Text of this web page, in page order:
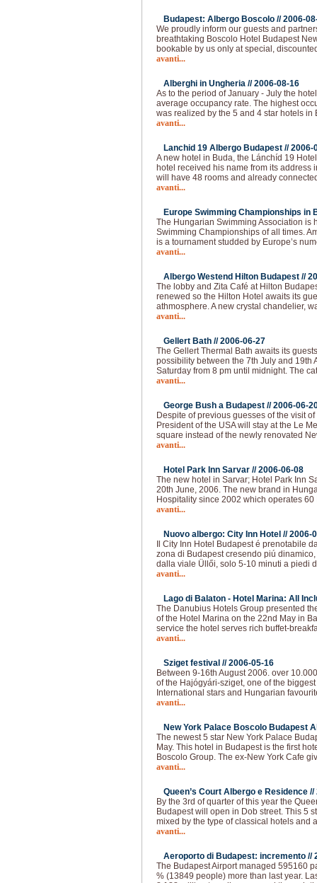
Budapest: Albergo Boscolo //2006-
We proudly inform our guests and
breathtaking Boscolo Hotel Budapest
bookable by us only at special,
avanti...
Alberghi in Ungheria //2006-08-16
As to the period of January - July the
average occupancy rate. The highest
was realized by the 5 and 4 star hotels in
avanti...
Lanchid 19 Albergo Budapest //2006-
A new hotel in Buda, the Lánchíd 19
hotel received his name from its address
will have 48 rooms and already
avanti...
Europe Swimming Championships in
The Hungarian Swimming Association is
Swimming Championships of all times.
is a tournament studded by Europe’s
avanti...
Albergo Westend Hilton Budapest //
The lobby and Zita Café at Hilton
renewed so the Hilton Hotel awaits its
athmosphere. A new crystal chandelier,
avanti...
Gellert Bath //2006-06-27
The Gellert Thermal Bath awaits its
possibility between the 7th July and 19th
Saturday from 8 pm until midnight. The
avanti...
George Bush a Budapest //2006-06-
Despite of previous guesses of the visit
President of the USA will stay at the Le
square instead of the newly renovated
avanti...
Hotel Park Inn Sarvar //2006-06-08
The new hotel in Sarvar; Hotel Park Inn
20th June, 2006. The new brand in
Hospitality since 2002 which operates 60
avanti...
Nuovo albergo: City Inn Hotel //2006-
Il City Inn Hotel Budapest é prenotabile
zona di Budapest cresendo piú
dalla viale Üllői, solo 5-10 minuti a piedi
avanti...
Lago di Balaton - Hotel Marina: All
The Danubius Hotels Group presented
of the Hotel Marina on the 22nd May in
service the hotel serves rich buffet-
avanti...
Sziget festival //2006-05-16
Between 9-16th August 2006. over
of the Hajógyári-sziget, one of the
International stars and Hungarian
avanti...
New York Palace Boscolo Budapest
The newest 5 star New York Palace
May. This hotel in Budapest is the first
Boscolo Group. The ex-New York Cafe
avanti...
Queen’s Court Albergo e Residence //
By the 3rd of quarter of this year the
Budapest will open in Dob street. This 5
mixed by the type of classical hotels and
avanti...
Aeroporto di Budapest: incremento //
The Budapest Airport managed 595160
% (13849 people) more than last year.